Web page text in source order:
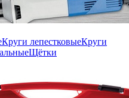
Круги лепестковыеКруги
Щётки